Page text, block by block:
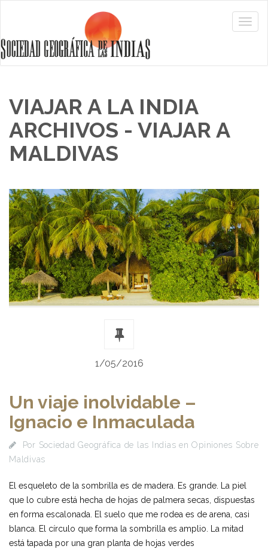
VIAJAR A LA INDIA
ARCHIVOS - VIAJAR A
MALDIVAS
1/05/2016
Un viaje inolvidable –
Ignacio e Inmaculada
Por Sociedad Geográfica de las Indias enOpiniones Sobre
Maldivas
El esqueleto de la sombrilla es de madera. Es grande. La piel
que lo cubre está hecha de hojas de palmera secas, dispuestas
en forma escalonada. El suelo que me rodea es de arena, casi
blanca. El círculo que forma la sombrilla es amplio. La mitad
está tapada por una gran planta de hojas verdes